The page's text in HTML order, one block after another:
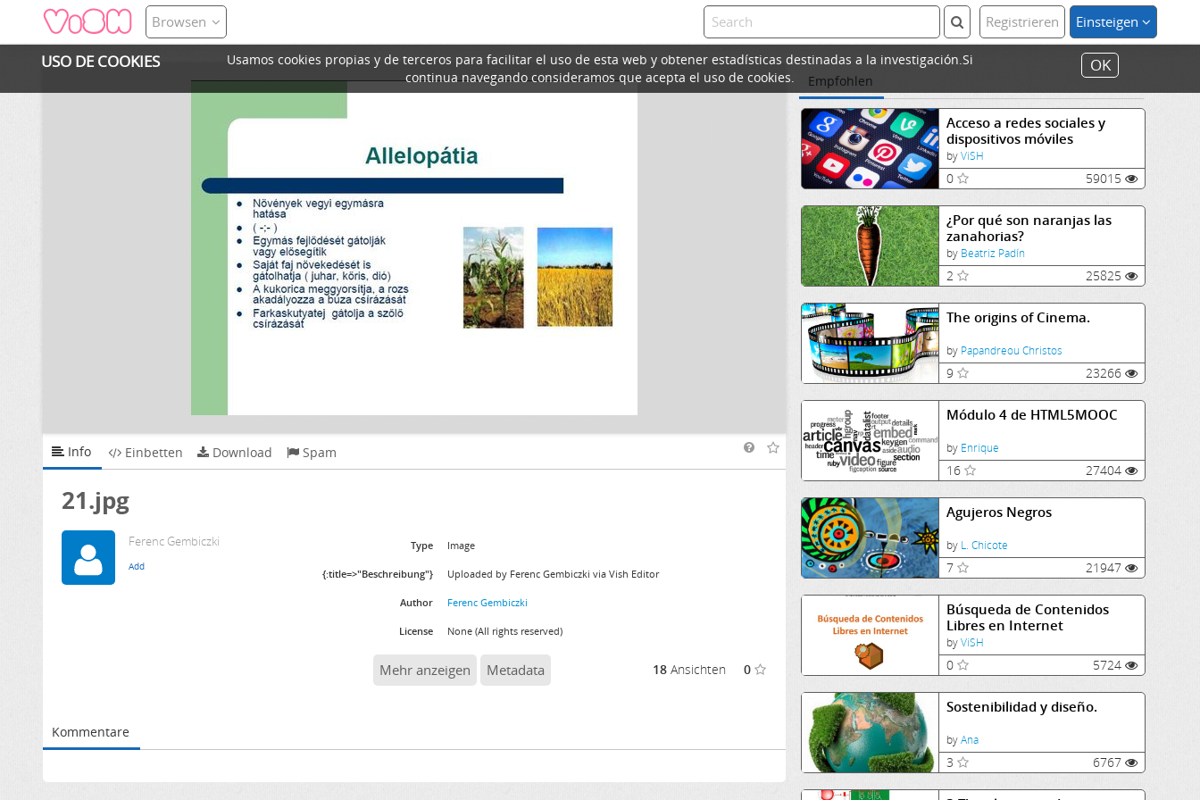
USO DE COOKIES
Usamos cookies propias y de terceros para facilitar el uso de esta web y obtener estadísticas destinadas a la investigación.Si
continua navegando consideramos que acepta el uso de cookies.
OK
Browsen Registrieren Einsteigen
Empfohlen
Acceso a redes sociales y
dispositivos móviles
byViSH
0 59015
¿Por qué son naranjas las
zanahorias?
by Beatriz Padín
2 25825
The origins of Cinema.
by Papandreou Christos
9 23266
Módulo 4 de HTML5MOOC
by Enrique
16 27404
Agujeros Negros
by L. Chicote
7 21947
Búsqueda de Contenidos
Libres en Internet
byViSH
0 5724
Sostenibilidad y diseño.
byAna
3 6767
Info Einbetten Download Spam
21.jpg
Ferenc Gembiczki Type Image
{:title=>"Beschreibung"} Uploaded by Ferenc Gembiczki via Vish Editor
Author Ferenc Gembiczki
License None (All rights reserved)
Mehr anzeigen Metadata 18Ansichten 0
Kommentare